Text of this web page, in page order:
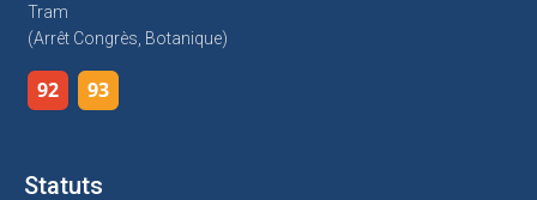
Tram
(arrêt Congrès, Botanique)
92 93
Statuts